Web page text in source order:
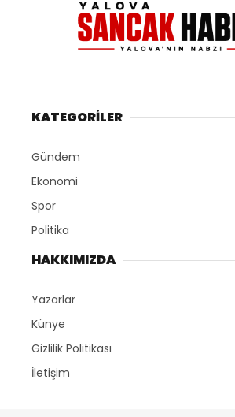
KATEGORİLER
Gündem
Ekonomi
Spor
Politika
HAKKIMIZDA
Yazarlar
Künye
Gizlilik Politikası
İletişim